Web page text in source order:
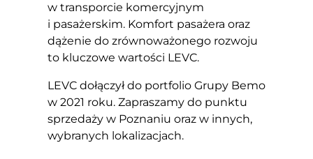
w transporcie komercyjnym
i pasażerskim. Komfort pasażera oraz
dążenie do zrównoważonego rozwoju
to kluczowe wartości LEVC.
LEVC dołączył do portfolio Grupy Bemo
w 2021 roku. Zapraszamy do punktu
sprzedaży w Poznaniu oraz w innych,
wybranych lokalizacjach.